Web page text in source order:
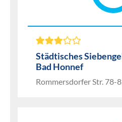
Städtisches
Bad Honnef
Rommersdorfer Str. 78-